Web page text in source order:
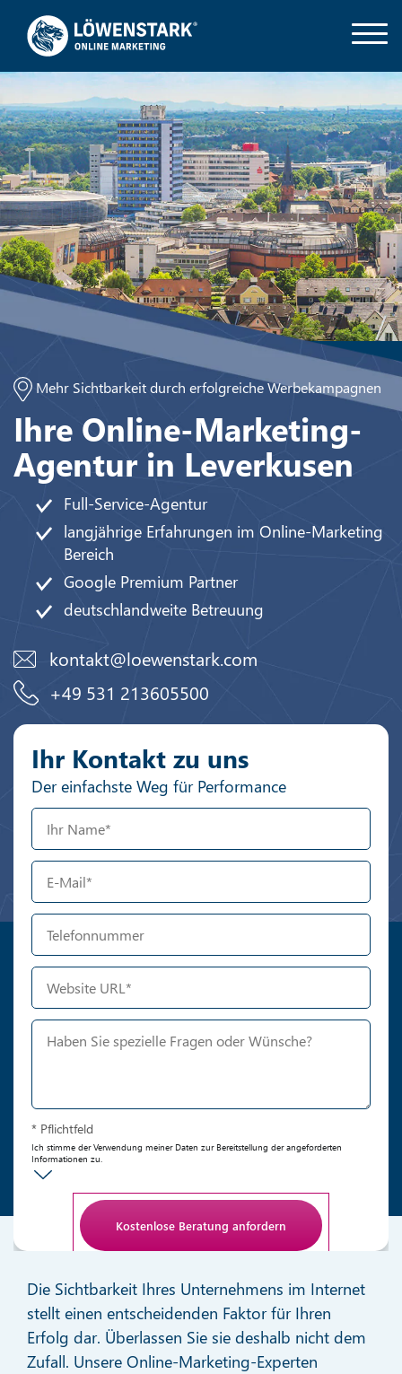
Mehr Sichtbarkeit durch erfolgreiche Werbekampagnen
Ihre Online-Marketing-
Agentur in Leverkusen
Full-Service-Agentur
langjährige Erfahrungen im Online-Marketing
Bereich
Google Premium Partner
deutschlandweite Betreuung
kontakt@loewenstark.com
+49 531 213605500
Ihr Kontakt zu uns
Der einfachste Weg für Performance
* Pflichtfeld
Ich stimme der Verwendung meiner Daten zur Bereitstellung der angeforderten
Informationen zu.
Hier klicken
Friendly
Die Sichtbarkeit Ihres Unternehmens im Internet
stellt einen entscheidenden Faktor für Ihren
Erfolg dar. Überlassen Sie sie deshalb nicht dem
Zufall. Unsere Online-Marketing-Experten